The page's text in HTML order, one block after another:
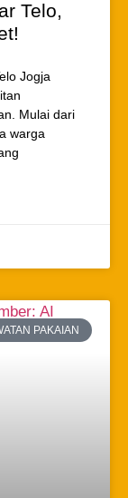
Telo,
Jogja
Mulai dari
warga
PAKAIAN